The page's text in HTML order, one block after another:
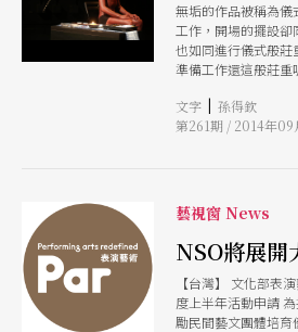
無垢的作品被稱為
工作，開場的擺設
也如同進行儀式般
準備工作還這般莊重
真正承接了儀式的精
文字 | 孫得欽
第261期 / 2014年09
藝視窗 News
NSO將展開
【台灣】 文化部表
度上半年活動申請 為提升表演藝術展演水準，鼓
勵民間藝文團體培